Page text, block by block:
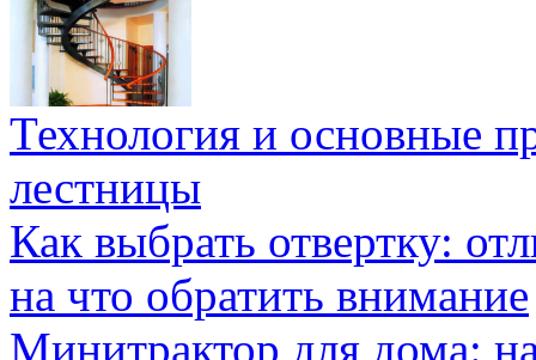
Технология и основные
лестницы
Как выбрать отвертку:
на что обратить внимание
Минитрактор для дома: